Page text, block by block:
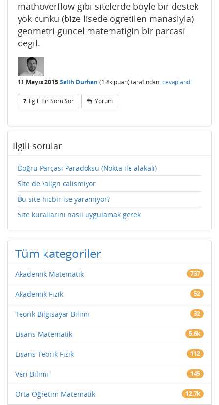
mathoverflow gibi sitelerde boyle bir destek
yok cunku (bize lisede ogretilen manasiyla)
geometri guncel matematigin bir parcasi
degil.
11 Mayıs 2015Salih Durhan (1.8k puan) tarafından cevaplandı
Ilgili Bir Soru Sor Yorum
İlgili sorular
Doğru Parçası Paradoksu (Nokta ile alakalı)
Site de \align calismiyor
Bu site hicbir ise yaramiyor?
Site kurallarını nasıl uygulamak gerek
Tüm kategoriler
Akademik Matematik 737
Akademik Fizik 52
Teorik Bilgisayar Bilimi 32
Lisans Matematik 5.6k
Lisans Teorik Fizik 112
Veri Bilimi 145
Orta Öğretim Matematik 12.7k